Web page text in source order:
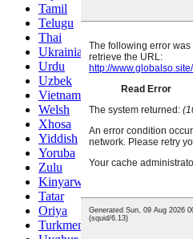
Tamil
Telugu
Thai
Ukrainian
Urdu
Uzbek
Vietnamese
Welsh
Xhosa
Yiddish
Yoruba
Zulu
Kinyarwanda
Tatar
Oriya
Turkmen